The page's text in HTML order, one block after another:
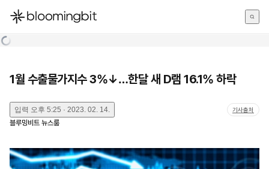
한국어
1월 수출물가지수 3%↓…한달 새 D램 16.1% 하락
입력 오후 5:25 · 2023. 02. 14. 기사출처
블루밍비트 뉴스룸